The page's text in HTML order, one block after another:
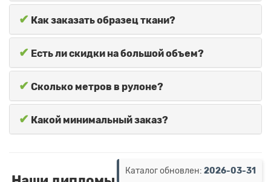
✔ Как заказать образец ткани?
✔ Есть ли скидки на большой объем?
✔ Сколько метров в рулоне?
✔ Какой минимальный заказ?
Каталог обновлен: 2026-03-31